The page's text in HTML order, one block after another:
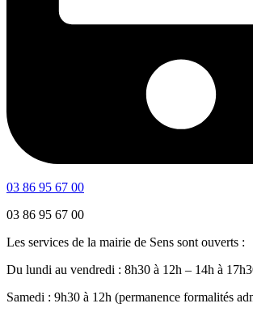
03 86 95 67 00
03 86 95 67 00
Les services de la mairie de Sens sont ouverts :
Du lundi au vendredi : 8h30 à 12h – 14h à
Samedi : 9h30 à 12h (permanence formalités